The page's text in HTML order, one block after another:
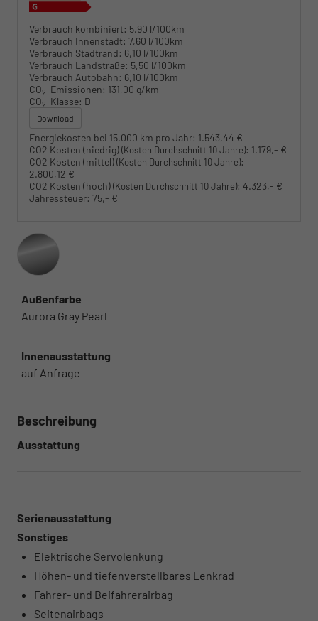
Verbrauch kombiniert: 5,90 l/100km
Verbrauch Innenstadt: 7,60 l/100km
Verbrauch Stadtrand: 6,10 l/100km
Verbrauch Landstraße: 5,50 l/100km
Verbrauch Autobahn: 6,10 l/100km
CO2-Emissionen: 131,00 g/km
CO2-Klasse: D
Download
Energiekosten bei 15.000 km pro Jahr: 1.543,44 €
CO2 Kosten (niedrig)(Kosten Durchschnitt 10 Jahre): 1.179,- €
CO2 Kosten (mittel)(Kosten Durchschnitt 10 Jahre):
2.800,12 €
CO2 Kosten (hoch)(Kosten Durchschnitt 10 Jahre): 4.323,- €
Jahressteuer: 75,- €
Außenfarbe
Aurora Gray Pearl
Innenausstattung
auf Anfrage
Beschreibung
Ausstattung
Serienausstattung
Sonstiges
Elektrische Servolenkung
Höhen- und tiefenverstellbares Lenkrad
Fahrer- und Beifahrerairbag
Seitenairbags